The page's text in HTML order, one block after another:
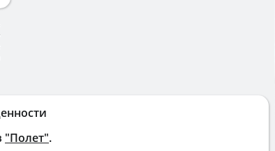
"Полет".